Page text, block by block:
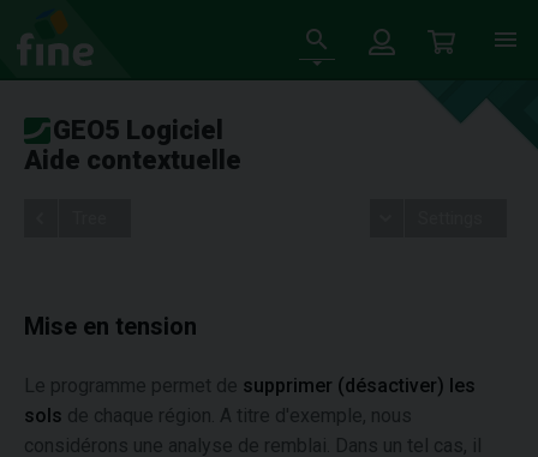
GEO5 Logiciel
Aide contextuelle
Mise en tension
Le programme permet de supprimer (désactiver) les
sols de chaque région. A titre d'exemple, nous
considérons une analyse de remblai. Dans un tel cas, il